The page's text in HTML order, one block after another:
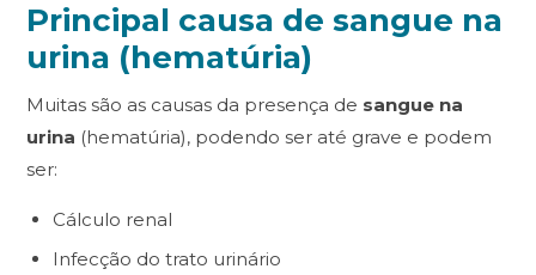
Principal causa de sangue na
urina (hematúria)
Muitas são as causas da presença de sangue na
urina (hematúria), podendo ser até grave e podem
ser:
Cálculo renal
Infecção do trato urinário